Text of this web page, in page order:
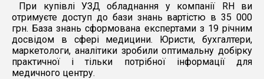
При купівлі УЗД обладнання у компанії RH ви
отримуєте доступ до бази знань вартістю в 35 000
грн. База знань сформована експертами з 19 річним
досвідом в сфері медицини. Юристи, бухгалтери,
маркетологи, аналітики зробили оптимальну добірку
практичної і тільки потрібної інформації для
медичного центру.